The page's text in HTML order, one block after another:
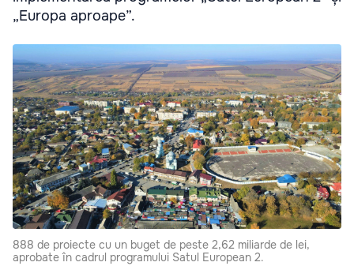
„Europa aproape”.
888 de proiecte cu un buget de peste 2,62 miliarde de lei,
aprobate în cadrul programului Satul European 2.